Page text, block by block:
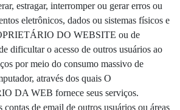
estragar, interromper ou gerar erros ou
eletrônicos, dados ou sistemas físicos e
DO WEBSITE ou de
dificultar o acesso de outros usuários ao
por meio do consumo massivo de
através dos quais O
DA WEB fornece seus serviços.
contas de email de outros usuários ou áreas